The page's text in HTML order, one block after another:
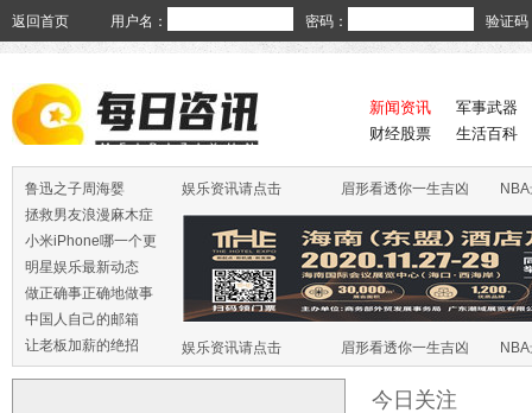
返回首页 用户名： 密码： 验证码
新闻资讯
财经股票
军事武器
生活百科
鲁迅之子周海婴
拯救男友浪漫麻木症
小米iPhone哪一个更
火
明星娱乐最新动态
做正确事正确地做事
中国人自己的邮箱
让老板加薪的绝招
娱乐资讯请点击 眉形看透你一生吉凶
娱乐资讯请点击 眉形看透你一生吉凶
今日关注